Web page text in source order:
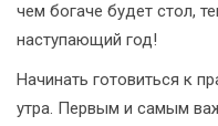
чем богаче будет стол,
наступающий год!
Начинать готовиться к
утра. Первым и самым